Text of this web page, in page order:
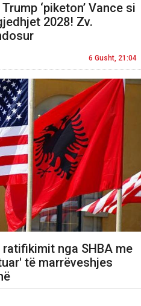
‘piketon’ Vance si
2028! Zv.
6 Gusht, 21:04
nga SHBA me
të marrëveshjes